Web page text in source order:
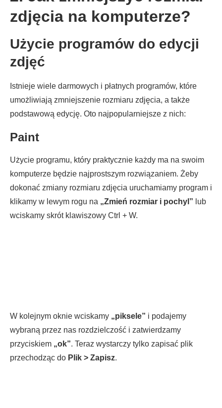
zdjęcia na komputerze?
Użycie programów do edycji
zdjęć
Istnieje wiele darmowych i płatnych programów, które
umożliwiają zmniejszenie rozmiaru zdjęcia, a także
podstawową edycję. Oto najpopularniejsze z nich:
Paint
Użycie programu, który praktycznie każdy ma na swoim
komputerze będzie najprostszym rozwiązaniem. Żeby
dokonać zmiany rozmiaru zdjęcia uruchamiamy program i
klikamy w lewym rogu na „Zmień rozmiar i pochyl” lub
wciskamy skrót klawiszowy Ctrl + W.
W kolejnym oknie wciskamy „piksele” i podajemy
wybraną przez nas rozdzielczość i zatwierdzamy
przyciskiem „ok”. Teraz wystarczy tylko zapisać plik
przechodząc do Plik > Zapisz.